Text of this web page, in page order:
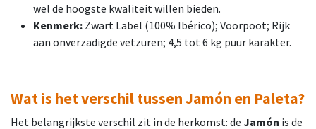
wel de hoogste kwaliteit willen bieden.
Kenmerk: Zwart Label (100% Ibérico); Voorpoot; Rijk
aan onverzadigde vetzuren; 4,5 tot 6 kg puur karakter.
Wat is het verschil tussen Jamón en Paleta?
Het belangrijkste verschil zit in de herkomst: de Jamón is de